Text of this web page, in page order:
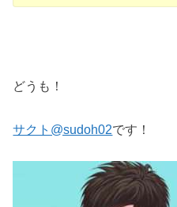
どうも！
サクト@sudoh02です！